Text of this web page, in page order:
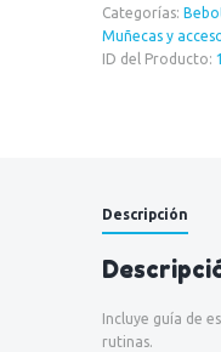
Categorías:
Muñecas y
ID del Producto:
Descripción
Incluye guía de
rutinas.